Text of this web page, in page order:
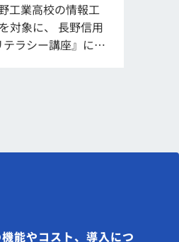
工業高校の情報工
対象に、 長野信用
ラシー講座』に登
能やコスト、導入につ